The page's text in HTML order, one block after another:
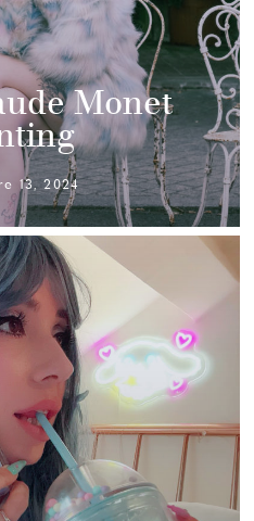
Monet
13, 2024